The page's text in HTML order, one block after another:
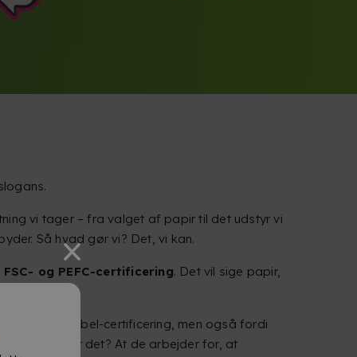
vi tager – fra valget af papir til det udstyr vi
Så hvad gør vi? Det, vi kan.
og PEFC-certificering. Det vil sige papir,
og Ecolabel-certificering, men også fordi
betyder det? At de arbejder for, at